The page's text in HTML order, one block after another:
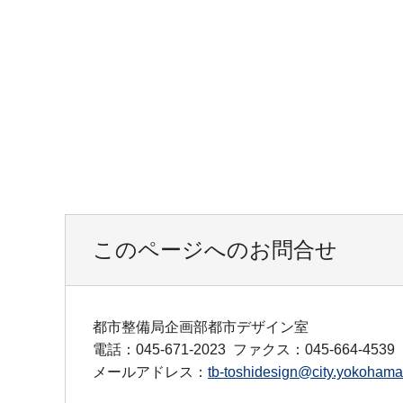
このページへのお問合せ
都市整備局企画部都市デザイン室
電話：045-671-2023 ファクス：045-664-4539
メールアドレス： tb-